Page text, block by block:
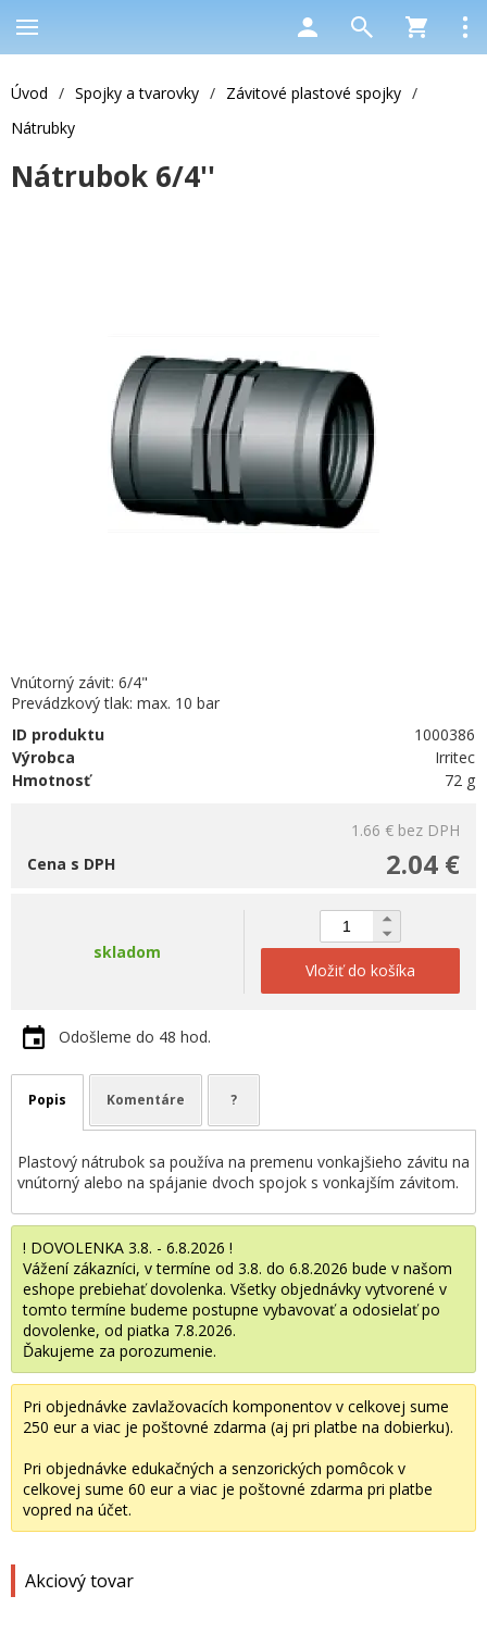
! DOVOLENKA 3.8. - 6.8.2026 !
Vážení zákazníci, v termíne od 3.8. do 6.8.2026 bude v našom
eshope prebiehať dovolenka. Všetky objednávky vytvorené v
tomto termíne budeme postupne vybavovať a odosielať po
dovolenke, od piatka 7.8.2026.
Ďakujeme za porozumenie.
Pri objednávke zavlažovacích komponentov v celkovej sume
250 eur a viac je poštovné zdarma (aj pri platbe na dobierku).
Pri objednávke edukačných a senzorických pomôcok v
celkovej sume 60 eur a viac je poštovné zdarma pri platbe
vopred na účet.
Akciový tovar
Úvod / Spojky a tvarovky / Závitové plastové spojky /
Nátrubky
Nátrubok 6/4''
Vnútorný závit: 6/4"
Prevádzkový tlak: max. 10 bar
ID produktu
1000386
Výrobca
Irritec
Hmotnosť
72 g
1.66 € bez DPH
2.04 €
Cena s DPH
skladom
Vložiť do košíka
Odošleme do 48 hod.
Popis Komentáre ?
Plastový nátrubok sa používa na premenu vonkajšieho závitu na
vnútorný alebo na spájanie dvoch spojok s vonkajším závitom.